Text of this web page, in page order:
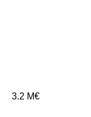
3.2 M€